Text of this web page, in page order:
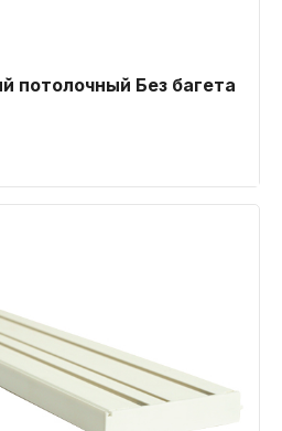
потолочный Без багета